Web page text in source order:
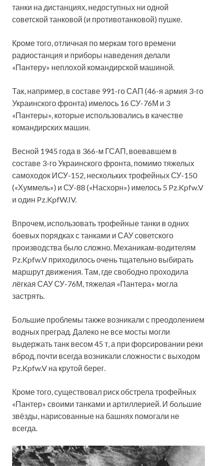
танки на дистанциях, недоступных ни одной
советской танковой (и противотанковой) пушке.
Кроме того, отличная по меркам того времени
радиостанция и приборы наведения делали
«Пантеру» неплохой командирской машиной.
Так, например, в составе 991-го САП (46-я армия 3-го
Украинского фронта) имелось 16 СУ-76М и 3
«Пантеры», которые использовались в качестве
командирских машин.
Весной 1945 года в 366-м ГСАП, воевавшем в
составе 3-го Украинского фронта, помимо тяжелых
самоходок ИСУ-152, нескольких трофейных СУ-150
(«Хуммель») и СУ-88 («Насхорн») имелось 5 Pz.Kpfw.V
и один Pz.KpfW.IV.
Впрочем, использовать трофейные танки в одних
боевых порядках с танками и САУ советского
производства было сложно. Механикам-водителям
Pz.Kpfw.V приходилось очень тщательно выбирать
маршрут движения. Там, где свободно проходила
лёгкая САУ СУ-76М, тяжелая «Пантера» могла
застрять.
Большие проблемы также возникали с преодолением
водных преград. Далеко не все мосты могли
выдержать танк весом 45 т, а при форсировании реки
вброд, почти всегда возникали сложности с выходом
Pz.Kpfw.V на крутой берег.
Кроме того, существовал риск обстрела трофейных
«Пантер» своими танками и артиллерией. И большие
звёзды, нарисованные на башнях помогали не
всегда.